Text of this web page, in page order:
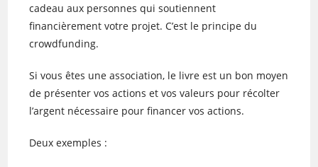
cadeau aux personnes qui soutiennent
financièrement votre projet. C’est le principe du
crowdfunding.
Si vous êtes une association, le livre est un bon moyen
de présenter vos actions et vos valeurs pour récolter
l’argent nécessaire pour financer vos actions.
Deux exemples :